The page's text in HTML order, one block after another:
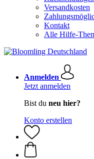
Versandkosten
Kontakt
Alle Hilfe-
Anmelden
Jetzt anmelden
Bist du neu hier?
Konto erstellen